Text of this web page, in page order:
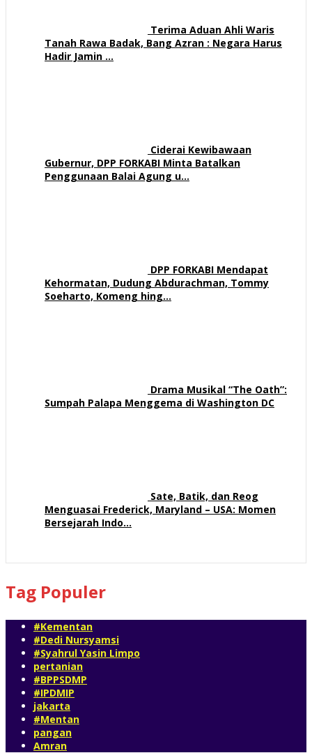
Terima Aduan Ahli Waris
Tanah Rawa Badak, Bang Azran : Negara Harus
Hadir Jamin …
Ciderai Kewibawaan
Gubernur, DPP FORKABI Minta Batalkan
Penggunaan Balai Agung u…
DPP FORKABI Mendapat
Kehormatan, Dudung Abdurachman, Tommy
Soeharto, Komeng hing…
Drama Musikal “The Oath”:
Sumpah Palapa Menggema di Washington DC
Sate, Batik, dan Reog
Menguasai Frederick, Maryland – USA: Momen
Bersejarah Indo…
Tag Populer
#Kementan
#Dedi Nursyamsi
#Syahrul Yasin Limpo
pertanian
#BPPSDMP
#IPDMIP
jakarta
#Mentan
pangan
Amran